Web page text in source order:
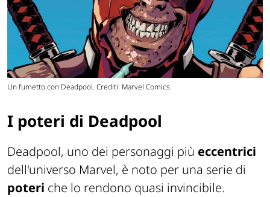
Un fumetto con Deadpool. Crediti: Marvel Comics.
I poteri di Deadpool
Deadpool, uno dei personaggi più eccentrici
dell'universo Marvel, è noto per una serie di
poteri che lo rendono quasi invincibile.